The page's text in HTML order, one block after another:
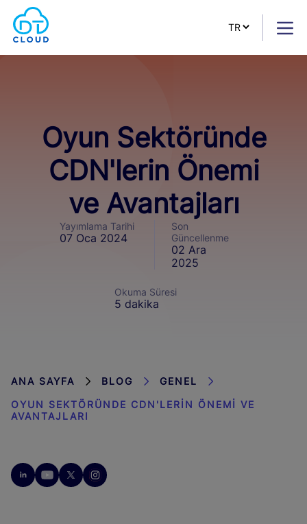
Oyun Sektöründe
CDN'lerin Önemi
ve Avantajları
Yayımlama Tarihi
07 Oca 2024
Son
Güncellenme
02 Ara
2025
Okuma Süresi
5 dakika
ANA SAYFA BLOG
GENEL
OYUN SEKTÖRÜNDE CDN'LERIN ÖNEMI VE
AVANTAJLARI